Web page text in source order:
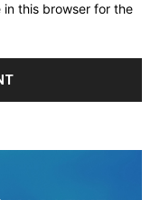
in this browser for the